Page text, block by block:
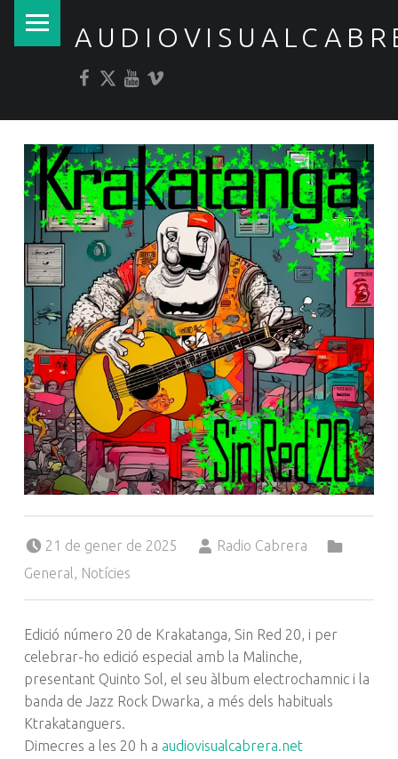
21 de gener de 2025
Radio Cabrera
General , Notícies
Edició número 20 de Krakatanga, Sin Red 20, i per
celebrar-ho edició especial amb la Malinche,
presentant Quinto Sol, el seu àlbum electrochamnic i la
banda de Jazz Rock Dwarka, a més dels habituals
Ktrakatanguers.
Dimecres a les 20 h a audiovisualcabrera.net